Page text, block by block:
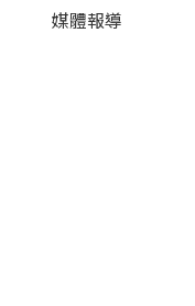
媒體報導